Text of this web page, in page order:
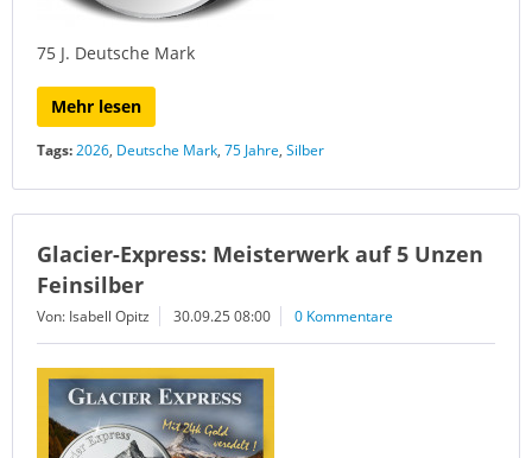
75 J. Deutsche Mark
Mehr lesen
Tags:2026, Deutsche Mark, 75 Jahre, Silber
Glacier-Express: Meisterwerk auf 5 Unzen
Feinsilber
Von: Isabell Opitz 30.09.25 08:00 0 Kommentare